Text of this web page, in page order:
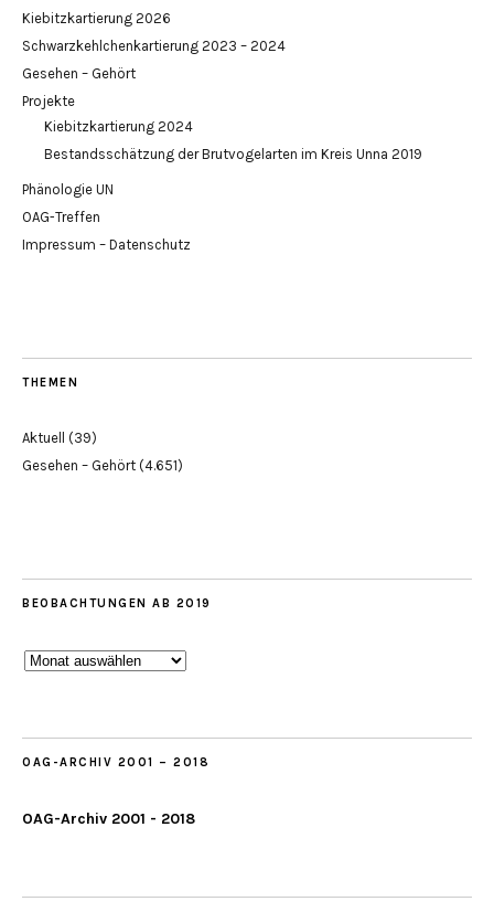
Kiebitzkartierung 2026
Schwarzkehlchenkartierung 2023 – 2024
Gesehen – Gehört
Projekte
Kiebitzkartierung 2024
Bestandsschätzung der Brutvogelarten im Kreis Unna 2019
Phänologie UN
OAG-Treffen
Impressum – Datenschutz
THEMEN
Aktuell (39)
Gesehen – Gehört (4.651)
BEOBACHTUNGEN AB 2019
Beobachtungen
OAG-ARCHIV 2001 – 2018
OAG-Archiv 2001 - 2018